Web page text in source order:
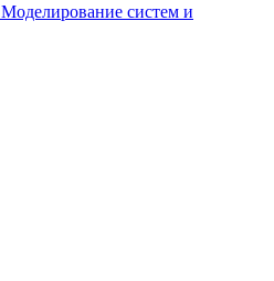
Моделирование систем и